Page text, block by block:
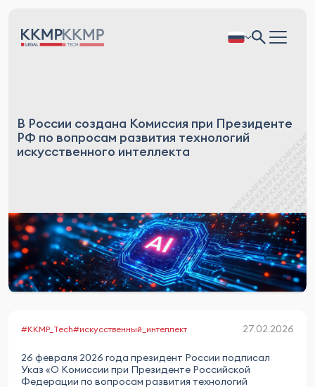
В России создана Комиссия при Президенте
РФ по вопросам развития технологий
искусственного интеллекта
#KKMP_Tech#искусственный_интеллект 27.02.2026
26 февраля 2026 года президент России подписал
Указ «О Комиссии при Президенте Российской
Федерации по вопросам развития технологий